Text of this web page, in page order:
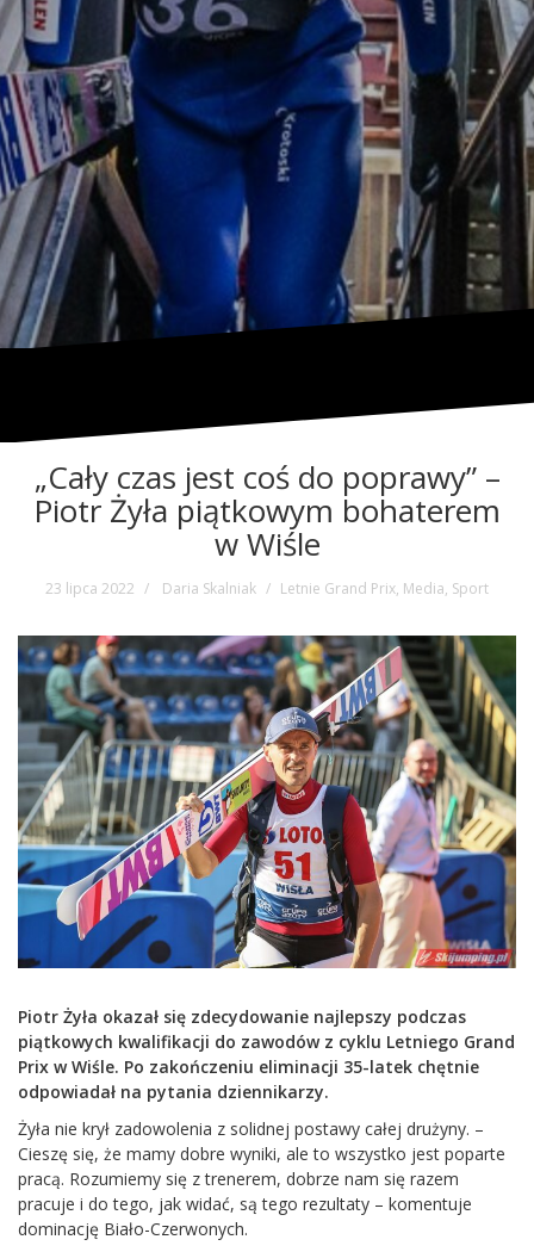
„Cały czas jest coś do poprawy” –
Piotr Żyła piątkowym bohaterem
w Wiśle
23 lipca 2022 Daria Skalniak Letnie Grand Prix, Media, Sport
Piotr Żyła okazał się zdecydowanie najlepszy podczas
piątkowych kwalifikacji do zawodów z cyklu Letniego Grand
Prix w Wiśle. Po zakończeniu eliminacji 35-latek chętnie
odpowiadał na pytania dziennikarzy.
Żyła nie krył zadowolenia z solidnej postawy całej drużyny. –
Cieszę się, że mamy dobre wyniki, ale to wszystko jest poparte
pracą. Rozumiemy się z trenerem, dobrze nam się razem
pracuje i do tego, jak widać, są tego rezultaty – komentuje
dominację Biało-Czerwonych.